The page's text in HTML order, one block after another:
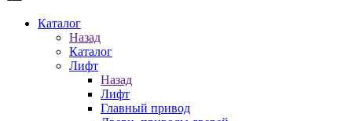
Каталог
Назад
Каталог
Лифт
Назад
Лифт
Главный привод